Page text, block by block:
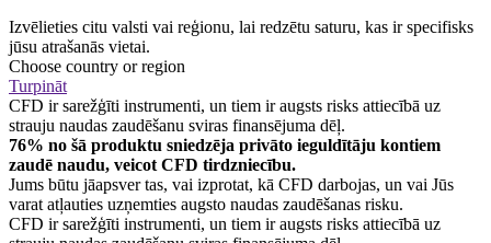
Izvēlieties citu valsti vai reģionu, lai redzētu saturu, kas ir specifisks
jūsu atrašanās vietai.
Choose country or region
Turpināt
CFD ir sarežģīti instrumenti, un tiem ir augsts risks attiecībā uz
strauju naudas zaudēšanu sviras finansējuma dēļ.
76% no šā produktu sniedzēja privāto ieguldītāju kontiem
zaudē naudu, veicot CFD tirdzniecību.
Jums būtu jāapsver tas, vai izprotat, kā CFD darbojas, un vai Jūs
varat atļauties uzņemties augsto naudas zaudēšanas risku.
CFD ir sarežģīti instrumenti, un tiem ir augsts risks attiecībā uz